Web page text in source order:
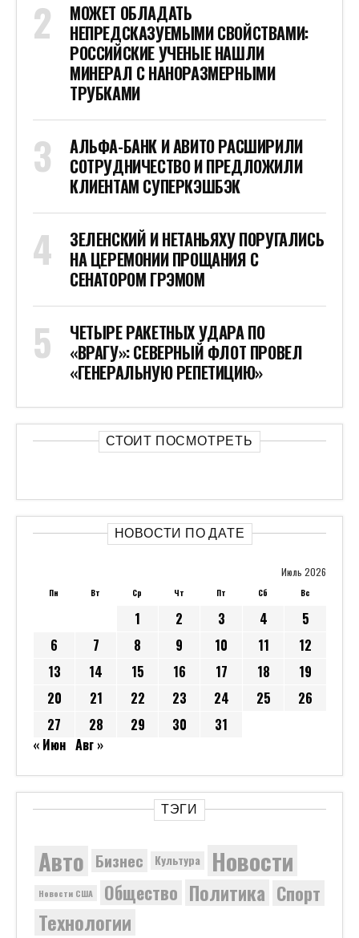
МОЖЕТ ОБЛАДАТЬ
НЕПРЕДСКАЗУЕМЫМИ СВОЙСТВАМИ:
РОССИЙСКИЕ УЧЕНЫЕ НАШЛИ
МИНЕРАЛ С НАНОРАЗМЕРНЫМИ
ТРУБКАМИ
АЛЬФА-БАНК И АВИТО РАСШИРИЛИ
СОТРУДНИЧЕСТВО И ПРЕДЛОЖИЛИ
КЛИЕНТАМ СУПЕРКЭШБЭК
ЗЕЛЕНСКИЙ И НЕТАНЬЯХУ ПОРУГАЛИСЬ
НА ЦЕРЕМОНИИ ПРОЩАНИЯ С
СЕНАТОРОМ ГРЭМОМ
ЧЕТЫРЕ РАКЕТНЫХ УДАРА ПО
«ВРАГУ»: СЕВЕРНЫЙ ФЛОТ ПРОВЕЛ
«ГЕНЕРАЛЬНУЮ РЕПЕТИЦИЮ»
СТОИТ ПОСМОТРЕТЬ
НОВОСТИ ПО ДАТЕ
Июль 2026
Пн Вт Ср Чт Пт Сб Вс
1 2 3 4
5
6
7 8 9 10 11
12
13
14 15 16 17 18
19
20
21 22 23 24 25
26
27
28 29 30
31
« Июн Авг »
ТЭГИ
Авто Бизнес Культура Новости
Новости США Общество Политика Спорт
Технологии